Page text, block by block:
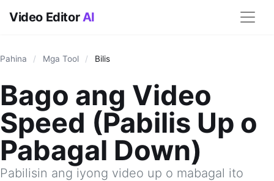
Video EditorAI
Pahina / Mga Tool / Bilis
Bago ang Video
Speed (Pabilis Up o
Pabagal Down)
Pabilisin ang iyong video up o mabagal ito